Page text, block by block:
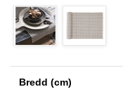
Bredd (cm)